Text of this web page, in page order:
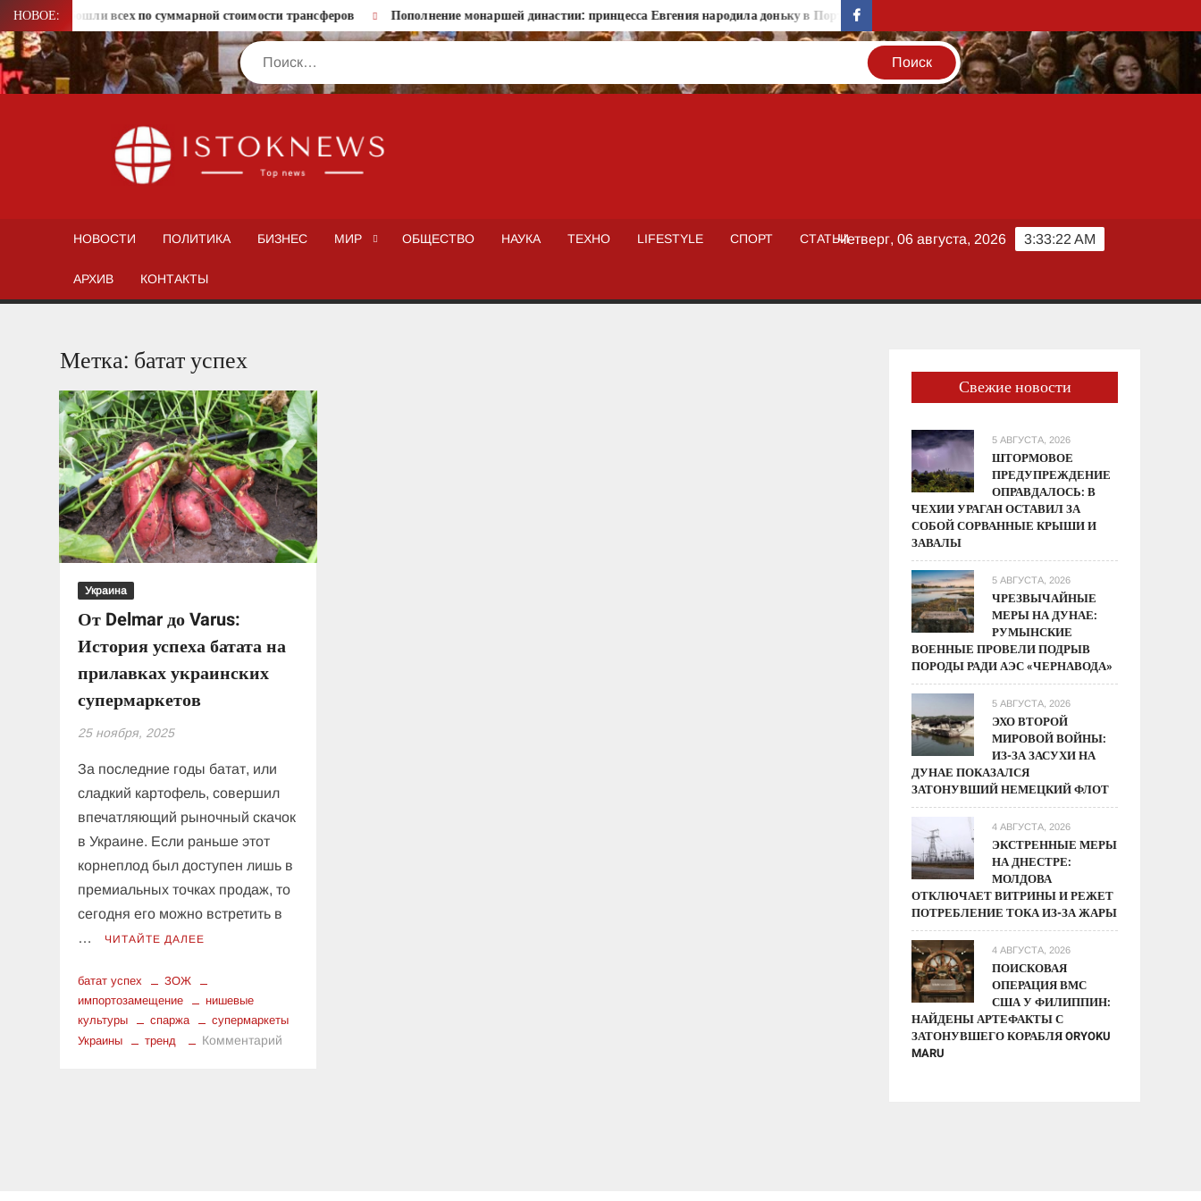
Перейти
к
содержимому
НОВОЕ:обошли всех по суммарной стоимости трансферов Пополнение монаршей династии: принцесса Евгения народила доньку в Португаліїfacebook
Поиск
НОВОСТИ ПОЛИТИКА БИЗНЕС МИР ОБЩЕСТВО НАУКА ТЕХНО LIFESTYLE СПОРТ СТАТЬИ
АРХИВ КОНТАКТЫ
3:33:23 AM
Четверг, 06 августа, 2026
Метка: батат успех
Украина
От Delmar до Varus:
История успеха батата на
прилавках украинских
супермаркетов
25 ноября, 2025
За последние годы батат, или
сладкий картофель, совершил
впечатляющий рыночный скачок
в Украине. Если раньше этот
корнеплод был доступен лишь в
премиальных точках продаж, то
сегодня его можно встретить в
…
ЧИТАЙТЕ ДАЛЕЕ
батат успех
ЗОЖ
импортозамещение
нишевые
культуры
спаржа
супермаркеты
Украины
тренд Комментарий
Свежие новости
5 АВГУСТА, 2026
ШТОРМОВОЕ
ПРЕДУПРЕЖДЕНИЕ
ОПРАВДАЛОСЬ: В
ЧЕХИИ УРАГАН ОСТАВИЛ ЗА
СОБОЙ СОРВАННЫЕ КРЫШИ И
ЗАВАЛЫ
5 АВГУСТА, 2026
ЧРЕЗВЫЧАЙНЫЕ
МЕРЫ НА ДУНАЕ:
РУМЫНСКИЕ
ВОЕННЫЕ ПРОВЕЛИ ПОДРЫВ
ПОРОДЫ РАДИ АЭС «ЧЕРНАВОДА»
5 АВГУСТА, 2026
ЭХО ВТОРОЙ
МИРОВОЙ ВОЙНЫ:
ИЗ-ЗА ЗАСУХИ НА
ДУНАЕ ПОКАЗАЛСЯ
ЗАТОНУВШИЙ НЕМЕЦКИЙ ФЛОТ
4 АВГУСТА, 2026
ЭКСТРЕННЫЕ МЕРЫ
НА ДНЕСТРЕ:
МОЛДОВА
ОТКЛЮЧАЕТ ВИТРИНЫ И РЕЖЕТ
ПОТРЕБЛЕНИЕ ТОКА ИЗ-ЗА ЖАРЫ
4 АВГУСТА, 2026
ПОИСКОВАЯ
ОПЕРАЦИЯ ВМС
США У ФИЛИППИН:
НАЙДЕНЫ АРТЕФАКТЫ С
ЗАТОНУВШЕГО КОРАБЛЯ ORYOKU
MARU